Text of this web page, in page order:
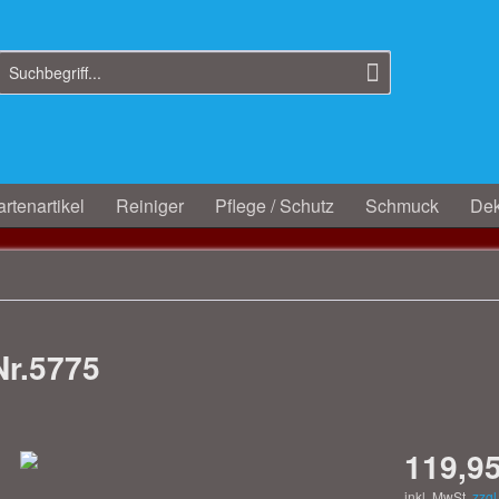
Reiniger Pflege / Schutz Schmuck